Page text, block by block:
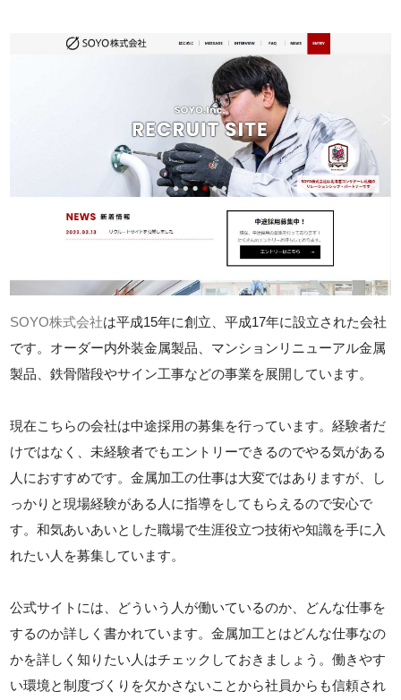
SOYO株式会社は平成15年に創立、平成17年に設立された会社
です。オーダー内外装金属製品、マンションリニューアル金属
製品、鉄骨階段やサイン工事などの事業を展開しています。
現在こちらの会社は中途採用の募集を行っています。経験者だ
けではなく、未経験者でもエントリーできるのでやる気がある
人におすすめです。金属加工の仕事は大変ではありますが、し
っかりと現場経験がある人に指導をしてもらえるので安心で
す。和気あいあいとした職場で生涯役立つ技術や知識を手に入
れたい人を募集しています。
公式サイトには、どういう人が働いているのか、どんな仕事を
するのか詳しく書かれています。金属加工とはどんな仕事なの
かを詳しく知りたい人はチェックしておきましょう。働きやす
い環境と制度づくりを欠かさないことから社員からも信頼され